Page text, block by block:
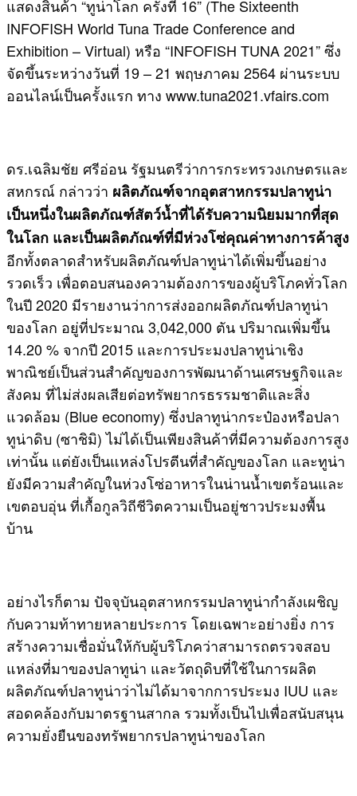
แสดงสินค้า “ทูน่าโลก ครั้งที่ 16” (The Sixteenth
INFOFISH World Tuna Trade Conference and
Exhibition – Virtual) หรือ “INFOFISH TUNA 2021” ซึ่ง
จัดขึ้นระหว่างวันที่ 19 – 21 พฤษภาคม 2564 ผ่านระบบ
ออนไลน์เป็นครั้งแรก ทาง www.tuna2021.vfairs.com
​ดร.เฉลิมชัย ศรีอ่อน รัฐมนตรีว่าการกระทรวงเกษตรและ
สหกรณ์ กล่าวว่า ผลิตภัณฑ์จากอุตสาหกรรมปลาทูน่า
เป็นหนึ่งในผลิตภัณฑ์สัตว์น้ำที่ได้รับความนิยมมากที่สุด
ในโลก และเป็นผลิตภัณฑ์ที่มีห่วงโซ่คุณค่าทางการค้าสูง
อีกทั้งตลาดสำหรับผลิตภัณฑ์ปลาทูน่าได้เพิ่มขึ้นอย่าง
รวดเร็ว เพื่อตอบสนองความต้องการของผู้บริโภคทั่วโลก
ในปี 2020 มีรายงานว่าการส่งออกผลิตภัณฑ์ปลาทูน่า
ของโลก อยู่ที่ประมาณ 3,042,000 ตัน ปริมาณเพิ่มขึ้น
14.20 % จากปี 2015 และการประมงปลาทูน่าเชิง
พาณิชย์เป็นส่วนสำคัญของการพัฒนาด้านเศรษฐกิจและ
สังคม ที่ไม่ส่งผลเสียต่อทรัพยากรธรรมชาติและสิ่ง
แวดล้อม (Blue economy) ซึ่งปลาทูน่ากระป๋องหรือปลา
ทูน่าดิบ (ซาชิมิ) ไม่ได้เป็นเพียงสินค้าที่มีความต้องการสูง
เท่านั้น แต่ยังเป็นแหล่งโปรตีนที่สําคัญของโลก และทูน่า
ยังมีความสำคัญในห่วงโซ่อาหารในน่านน้ำเขตร้อนและ
เขตอบอุ่น ที่เกื้อกูลวิถีชีวิตความเป็นอยู่ชาวประมงพื้น
บ้าน
​อย่างไรก็ตาม ปัจจุบันอุตสาหกรรมปลาทูน่ากําลังเผชิญ
กับความท้าทายหลายประการ โดยเฉพาะอย่างยิ่ง การ
สร้างความเชื่อมั่นให้กับผู้บริโภคว่าสามารถตรวจสอบ
แหล่งที่มาของปลาทูน่า และวัตถุดิบที่ใช้ในการผลิต
ผลิตภัณฑ์ปลาทูน่าว่าไม่ได้มาจากการประมง IUU และ
สอดคล้องกับมาตรฐานสากล รวมทั้งเป็นไปเพื่อสนับสนุน
ความยั่งยืนของทรัพยากรปลาทูน่าของโลก